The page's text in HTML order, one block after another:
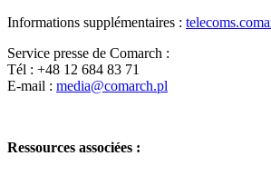
Informations supplémentaires :
Service presse de Comarch :
Tél : +48 12 684 83 71
E-mail : media@comarch.pl
Ressources associées :